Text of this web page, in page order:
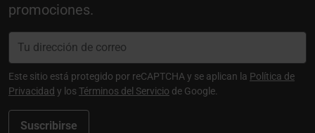
promociones.
Suscribirse
Este sitio está protegido por reCAPTCHA y se aplican la Política de
Privacidad y losTérminos del Servicio de Google.